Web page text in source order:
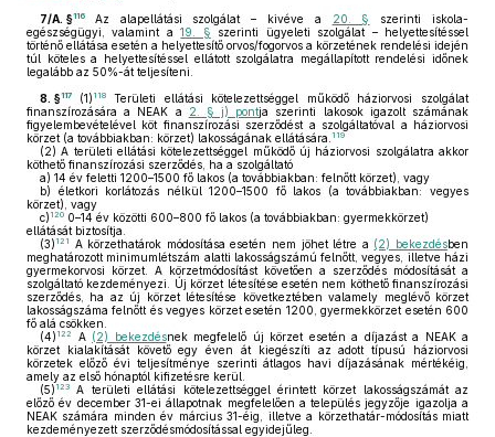
7/A. §116 Az alapellátási szolgálat – kivéve a 20. §
szerinti iskola-
egészségügyi, valamint a19. § szerinti ügyeleti szolgálat – helyettesítéssel
történő ellátása esetén a helyettesítő orvos/fogorvos a körzetének rendelési idején
túl köteles a helyettesítéssel ellátott szolgálatra megállapított rendelési időnek
legalább az 50%-át teljesíteni.
8. §117 (1) 118Területi ellátási kötelezettséggel működő háziorvosi szolgálat
finanszírozására a NEAK a
2. § j) pontja szerinti lakosok igazolt számának
figyelembevételével köt finanszírozási szerződést a szolgáltatóval a háziorvosi
körzet (a továbbiakban: körzet) lakosságának ellátására. 119
(2) A területi ellátási kötelezettséggel működő új háziorvosi szolgálatra akkor
köthető finanszírozási szerződés, ha a szolgáltató
a) 14 év feletti 1200–1500 fő lakos (a továbbiakban: felnőtt körzet), vagy
b) életkori korlátozás nélkül 1200–1500 fő lakos (a továbbiakban: vegyes
körzet), vagy
c) 120 0–14 év közötti 600–800 fő lakos (a továbbiakban: gyermekkörzet)
ellátását biztosítja.
(3) 121 A körzethatárok módosítása esetén nem jöhet létre a (2) bekezdésben
meghatározott minimumlétszám alatti lakosságszámú felnőtt, vegyes, illetve házi
gyermekorvosi körzet. A körzetmódosítást követően a szerződés módosítását a
szolgáltató kezdeményezi. Új körzet létesítése esetén nem köthető finanszírozási
szerződés, ha az új körzet létesítése következtében valamely meglévő körzet
lakosságszáma felnőtt és vegyes körzet esetén 1200, gyermekkörzet esetén 600
fő alá csökken.
(4) 122 A (2) bekezdésnek megfelelő új körzet esetén a díjazást a NEAK a
körzet kialakítását követő egy éven át kiegészíti az adott típusú háziorvosi
körzetek előző évi teljesítménye szerinti átlagos havi díjazásának mértékéig,
amely az első hónaptól kifizetésre kerül.
(5) 123
A területi ellátási kötelezettséggel érintett körzet lakosságszámát az
előző év december 31-ei állapotnak megfelelően a település jegyzője igazolja a
NEAK számára minden év március 31-éig, illetve a körzethatár-módosítás miatt
kezdeményezett szerződésmódosítással egyidejűleg.